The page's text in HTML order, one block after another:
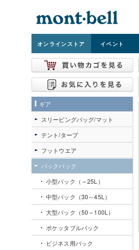
オンラインストア イベント
ギア
スリーピングバッグ/マット
テント/タープ
フットウエア
バックパック
小型パック（～25L）
中型パック（30～45L）
大型パック（50～100L）
ポケッタブルパック
ビジネス用パック